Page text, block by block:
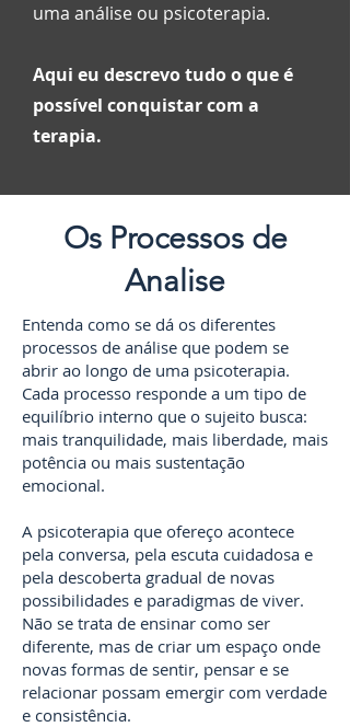
uma análise ou psicoterapia.
Aqui eu descrevo tudo o que é
possível conquistar com a
terapia.
Os Processos de
Analise
Entenda como se dá os diferentes
processos de análise que podem se
abrir ao longo de uma psicoterapia.
Cada processo responde a um tipo de
equilíbrio interno que o sujeito busca:
mais tranquilidade, mais liberdade, mais
potência ou mais sustentação
emocional.
A psicoterapia que ofereço acontece
pela conversa, pela escuta cuidadosa e
pela descoberta gradual de novas
possibilidades e paradigmas de viver.
Não se trata de ensinar como ser
diferente, mas de criar um espaço onde
novas formas de sentir, pensar e se
relacionar possam emergir com verdade
e consistência.